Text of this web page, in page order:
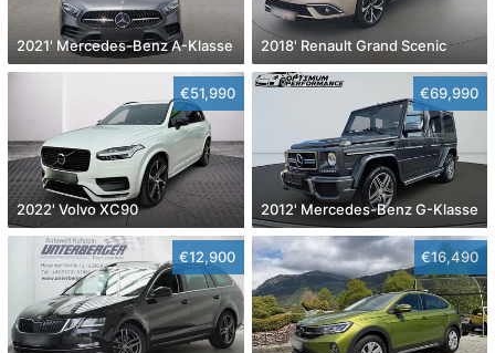
2021' Mercedes-Benz A-Klasse 2018' Renault Grand Scenic
€51,990
2022' Volvo XC90
€69,990
2012' Mercedes-Benz G-Klasse
€12,900 €16,490